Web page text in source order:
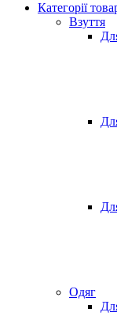
Категорії
Взуття
Одяг